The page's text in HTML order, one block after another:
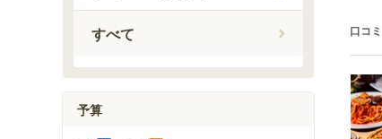
衣笠駅
久里
追浜
京急
安針
すべて
予算
口コ